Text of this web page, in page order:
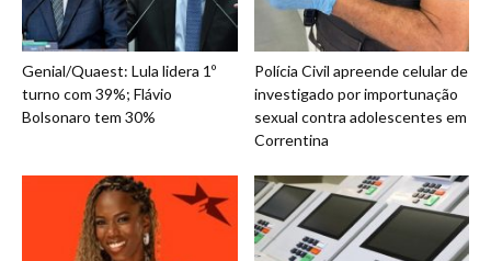
Genial/Quaest: Lula lidera 1º
turno com 39%; Flávio
Bolsonaro tem 30%
Polícia Civil apreende celular de
investigado por importunação
sexual contra adolescentes em
Correntina